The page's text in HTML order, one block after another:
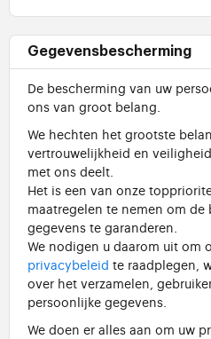
Gegevensbescherming
De bescherming van uw
ons van groot belang.
We hechten het grootste
vertrouwelijkheid en
met ons deelt.
Het is een van onze
maatregelen te nemen om
gegevens te garanderen.
We nodigen u daarom uit om
privacybeleid te raadplegen,
over het verzamelen,
persoonlijke gegevens.
We doen er alles aan om uw